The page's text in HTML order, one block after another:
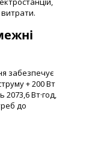
забезпечує
+ 200 Вт
2073,6 Вт·год,
до